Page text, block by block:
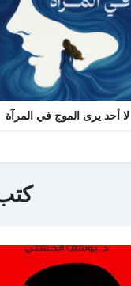
لا أحد يرى الموج في المرآة